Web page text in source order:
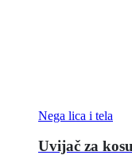
Nega lica i tela
Uvijač za kosu